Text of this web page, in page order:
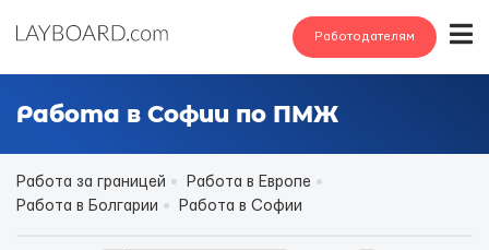
Работодателям
Работа в Софии по ПМЖ
Работа за границей
Работа в Европе
Работа в Болгарии
Работа в Софии